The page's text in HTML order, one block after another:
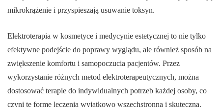
mikrokrążenie i przyspieszają usuwanie toksyn.
Elektroterapia w kosmetyce i medycynie estetycznej to nie tylko
efektywne podejście do poprawy wyglądu, ale również sposób na
zwiększenie komfortu i samopoczucia pacjentów. Przez
wykorzystanie różnych metod elektroterapeutycznych, można
dostosować terapie do indywidualnych potrzeb każdej osoby, co
czyni tę formę leczenia wyjątkowo wszechstronną i skuteczną.